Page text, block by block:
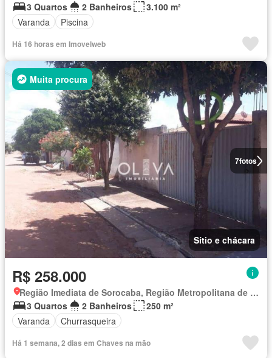
3 Quartos
2 Banheiros
3.100 m²
Varanda
Piscina
Há 16 horas em Imovelweb
7fotos
Muita procura
Sítio e chácara
R$ 258.000
Região Imediata de Sorocaba, Região Metropolitana de Sorocaba
3 Quartos
2 Banheiros
250 m²
Varanda
Churrasqueira
Há 1 semana, 2 dias em Chaves na mão